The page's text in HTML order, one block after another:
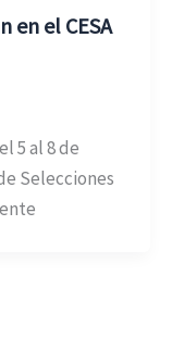
en el CESA
5 al 8 de
Selecciones